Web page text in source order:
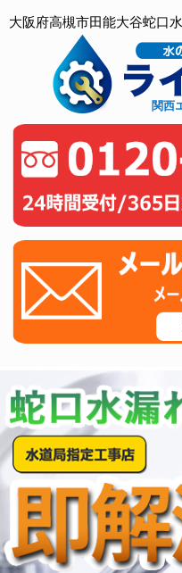
大阪府高槻市田能大谷蛇口
関西